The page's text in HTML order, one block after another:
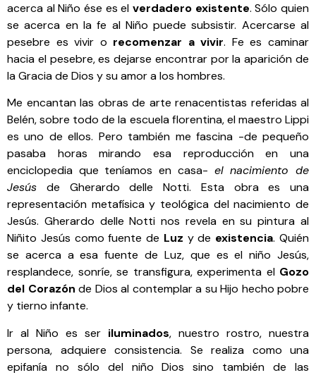
acerca al Niño ése es el verdadero existente. Sólo quien
se acerca en la fe al Niño puede subsistir. Acercarse al
pesebre es vivir o recomenzar a vivir. Fe es caminar
hacia el pesebre, es dejarse encontrar por la aparición de
la Gracia de Dios y su amor a los hombres.
Me encantan las obras de arte renacentistas referidas al
Belén, sobre todo de la escuela florentina, el maestro Lippi
es uno de ellos. Pero también me fascina -de pequeño
pasaba horas mirando esa reproducción en una
enciclopedia que teníamos en casa- el nacimiento de
Jesús de Gherardo delle Notti. Esta obra es una
representación metafísica y teológica del nacimiento de
Jesús. Gherardo delle Notti nos revela en su pintura al
Niñito Jesús como fuente de Luz y de existencia. Quién
se acerca a esa fuente de Luz, que es el niño Jesús,
resplandece, sonríe, se transfigura, experimenta el Gozo
del Corazón de Dios al contemplar a su Hijo hecho pobre
y tierno infante.
Ir al Niño es ser iluminados, nuestro rostro, nuestra
persona, adquiere consistencia. Se realiza como una
epifanía no sólo del niño Dios sino también de las